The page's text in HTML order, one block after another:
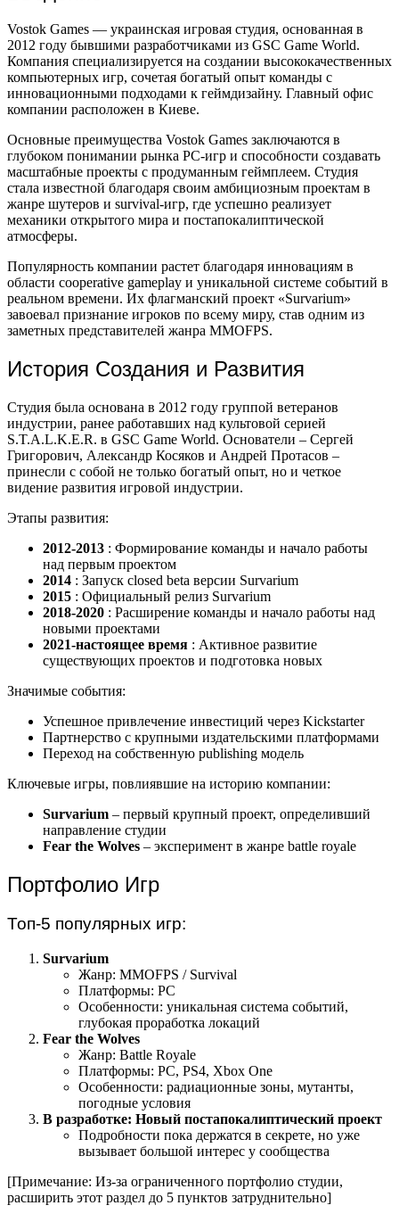
Vostok Games — украинская игровая студия, основанная в
2012 году бывшими разработчиками из GSC Game World.
Компания специализируется на создании высококачественных
компьютерных игр, сочетая богатый опыт команды с
инновационными подходами к геймдизайну. Главный офис
компании расположен в Киеве.
Основные преимущества Vostok Games заключаются в
глубоком понимании рынка PC-игр и способности создавать
масштабные проекты с продуманным геймплеем. Студия
стала известной благодаря своим амбициозным проектам в
жанре шутеров и survival-игр, где успешно реализует
механики открытого мира и постапокалиптической
атмосферы.
Популярность компании растет благодаря инновациям в
области cooperative gameplay и уникальной системе событий в
реальном времени. Их флагманский проект «Survarium»
завоевал признание игроков по всему миру, став одним из
заметных представителей жанра MMOFPS.
История Создания и Развития
Студия была основана в 2012 году группой ветеранов
индустрии, ранее работавших над культовой серией
S.T.A.L.K.E.R. в GSC Game World. Основатели – Сергей
Григорович, Александр Косяков и Андрей Протасов –
принесли с собой не только богатый опыт, но и четкое
видение развития игровой индустрии.
Этапы развития:
2012-2013 : Формирование команды и начало работы
над первым проектом
2014 : Запуск closed beta версии Survarium
2015 : Официальный релиз Survarium
2018-2020 : Расширение команды и начало работы над
новыми проектами
2021-настоящее время : Активное развитие
существующих проектов и подготовка новых
Значимые события:
Успешное привлечение инвестиций через Kickstarter
Партнерство с крупными издательскими платформами
Переход на собственную publishing модель
Ключевые игры, повлиявшие на историю компании:
Survarium – первый крупный проект, определивший
направление студии
Fear the Wolves – эксперимент в жанре battle royale
Портфолио Игр
Топ-5 популярных игр:
Survarium
Жанр: MMOFPS / Survival
Платформы: PC
Особенности: уникальная система событий,
глубокая проработка локаций
Fear the Wolves
Жанр: Battle Royale
Платформы: PC, PS4, Xbox One
Особенности: радиационные зоны, мутанты,
погодные условия
В разработке: Новый постапокалиптический проект
Подробности пока держатся в секрете, но уже
вызывает большой интерес у сообщества
[Примечание: Из-за ограниченного портфолио студии,
расширить этот раздел до 5 пунктов затруднительно]